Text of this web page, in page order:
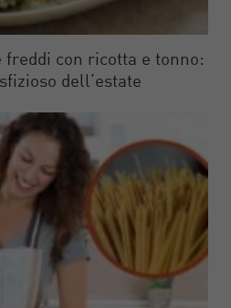
freddi con ricotta e tonno:
dell’estate